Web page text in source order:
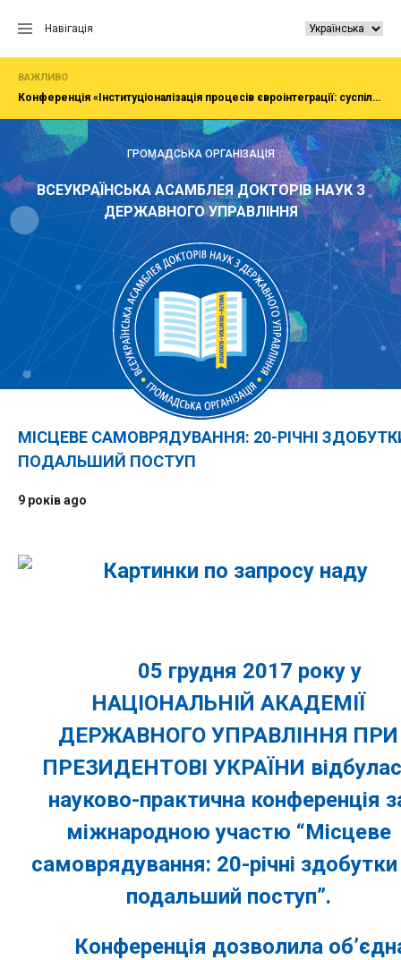
Навігація
ВАЖЛИВО
Конференція «Інституціоналізація процесів євроінтеграції: суспільство, економіка, адміністрування»
ГРОМАДСЬКА ОРГАНІЗАЦІЯ
ВСЕУКРАЇНСЬКА АСАМБЛЕЯ ДОКТОРІВ НАУК З
ДЕРЖАВНОГО УПРАВЛІННЯ
МІСЦЕВЕ САМОВРЯДУВАННЯ: 20-РІЧНІ
ПОДАЛЬШИЙ ПОСТУП
9 років ago
05 грудня 2017 року у
НАЦІОНАЛЬНІЙ АКАДЕМІЇ
ДЕРЖАВНОГО УПРАВЛІННЯ ПРИ
ПРЕЗИДЕНТОВІ УКРАЇНИ
науково-практична конференція
міжнародною участю “Місцеве
самоврядування: 20-річні
подальший поступ”.
Конференція дозволила